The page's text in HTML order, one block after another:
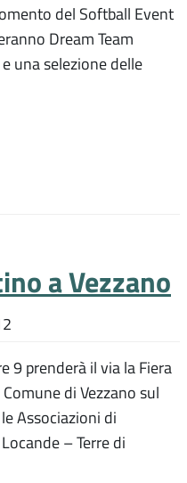
del Softball Event
Dream Team
una selezione delle
a Vezzano
9 prenderà il via la Fiera
di Vezzano sul
Associazioni di
– Terre di